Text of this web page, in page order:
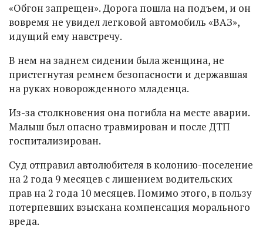
«Обгон запрещен». Дорога пошла на подъем, и он
вовремя не увидел легковой автомобиль «ВАЗ»,
идущий ему навстречу.
В нем на заднем сидении была женщина, не
пристегнутая ремнем безопасности и державшая
на руках новорожденного младенца.
Из-за столкновения она погибла на месте аварии.
Малыш был опасно травмирован и после ДТП
госпитализирован.
Суд отправил автолюбителя в колонию-поселение
на 2 года 9 месяцев с лишением водительских
прав на 2 года 10 месяцев. Помимо этого, в пользу
потерпевших взыскана компенсация морального
вреда.